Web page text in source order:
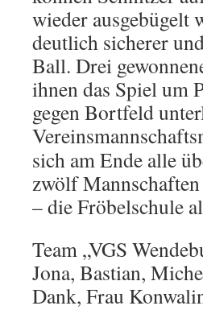
wieder ausgebügelt
deutlich sicherer
Ball. Drei
ihnen das Spiel um
gegen Bortfeld
Vereinsm
sich am Ende alle
zwölf
– die Fröbelschule
Team „VGS
Jona, Bastian,
Dank, Frau